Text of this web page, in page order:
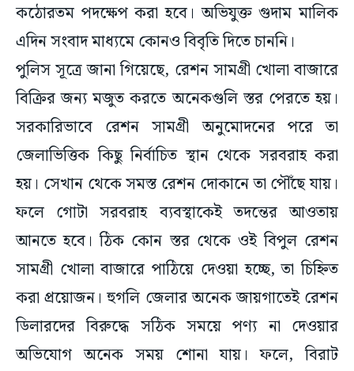
কঠোরতম পদক্ষেপ করা হবে। অভিযুক্ত গুদাম মালিক
এদিন সংবাদ মাধ্যমে কোনও বিবৃতি দিতে চাননি।
পুলিস সূত্রে জানা গিয়েছে, রেশন সামগ্রী খোলা বাজারে
বিক্রির জন্য মজুত করতে অনেকগুলি স্তর পেরতে হয়।
সরকারিভাবে রেশন সামগ্রী অনুমোদনের পরে তা
জেলাভিত্তিক কিছু নির্বাচিত স্থান থেকে সরবরাহ করা
হয়। সেখান থেকে সমস্ত রেশন দোকানে তা পৌঁছে যায়।
ফলে গোটা সরবরাহ ব্যবস্থাকেই তদন্তের আওতায়
আনতে হবে। ঠিক কোন স্তর থেকে ওই বিপুল রেশন
সামগ্রী খোলা বাজারে পাঠিয়ে দেওয়া হচ্ছে, তা চিহ্নিত
করা প্রয়োজন। হুগলি জেলার অনেক জায়গাতেই রেশন
ডিলারদের বিরুদ্ধে সঠিক সময়ে পণ্য না দেওয়ার
অভিযোগ অনেক সময় শোনা যায়। ফলে, বিরাট